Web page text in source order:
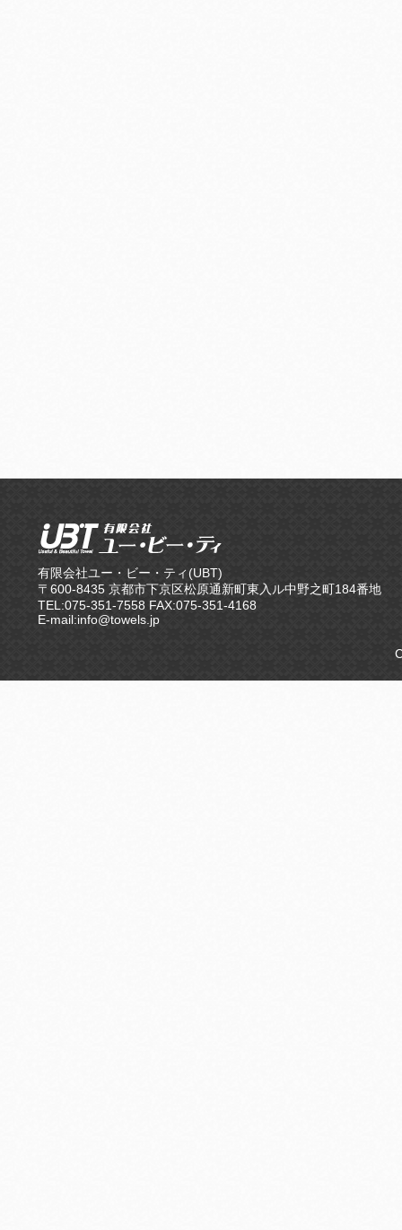
有限会社ユー・ビー・ティ(UBT)
〒600-8435 京都市下京区松原通新町東入ル中野之町184番地
TEL:075-351-7558 FAX:075-351-4168
E-mail:info@towels.jp